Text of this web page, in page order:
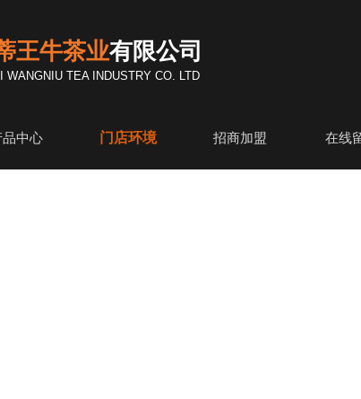
王牛茶业有限公司
WANGNIU TEA INDUSTRY CO. LTD
品中心 门店环境 招商加盟 在线